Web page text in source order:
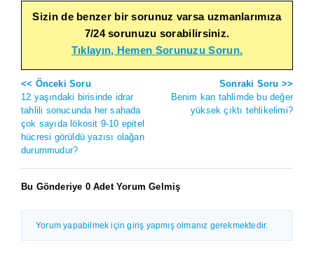
Sizin de benzer bir sorunuz varsa uzmanlarımıza
7/24 sorunuzu sorabilirsiniz.
Tıklayın, Hemen Sorunuzu Sorun.
<< Önceki Soru
12 yaşındaki birisinde idrar
tahlili sonucunda her sahada
çok sayıda lökosit 9-10 epitel
hücresi görüldü yazısı olağan
durummudur?
Sonraki Soru >>
Benim kan tahlimde bu değer
yüksek çıktı tehlikelimi?
Bu Gönderiye 0 Adet Yorum Gelmiş
Yorum yapabilmek için giriş yapmış olmanız gerekmektedir.